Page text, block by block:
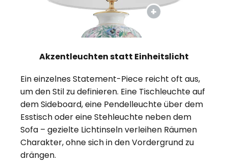
Akzentleuchten statt Einheitslicht
Ein einzelnes Statement-Piece reicht oft aus,
um den Stil zu definieren. Eine Tischleuchte auf
dem Sideboard, eine Pendelleuchte über dem
Esstisch oder eine Stehleuchte neben dem
Sofa – gezielte Lichtinseln verleihen Räumen
Charakter, ohne sich in den Vordergrund zu
drängen.